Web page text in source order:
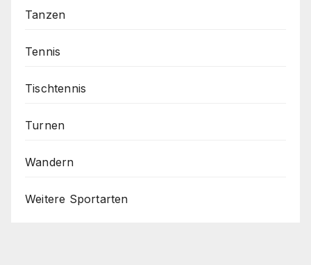
Tanzen
Tennis
Tischtennis
Turnen
Wandern
Weitere Sportarten